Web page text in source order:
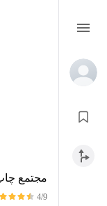
مجتمع
4/9